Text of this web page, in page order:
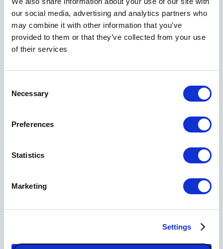
our social media, advertising and analytics partners who
may combine it with other information that you’ve
provided to them or that they’ve collected from your use
of their services
Selection
Necessary
Preferences
Statistics
Marketing
Settings
Guldsmedgade 22F, 2. sal
Aarhus C 8000
Vi har lukket / Åbner Lør 11:00
Man/Tir/Ons/Tor/Fre
07:30 - 18:30
Specielle åbningstider
8877 1757